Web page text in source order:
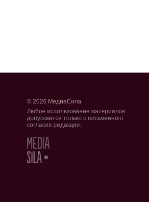
© 2026 МедиаСила
Любое использование материалов
допускается только с письменного
согласия редакции.